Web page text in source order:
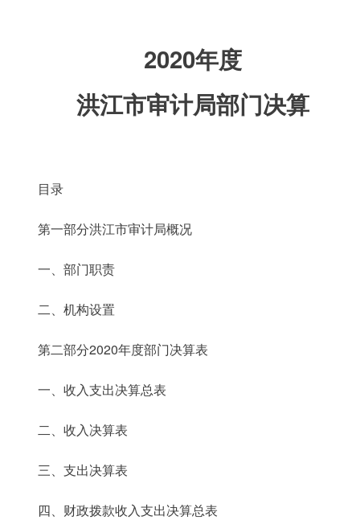
2020年度
洪江市审计局部门决算
目录
第一部分洪江市审计局概况
一、部门职责
二、机构设置
第二部分2020年度部门决算表
一、收入支出决算总表
二、收入决算表
三、支出决算表
四、财政拨款收入支出决算总表